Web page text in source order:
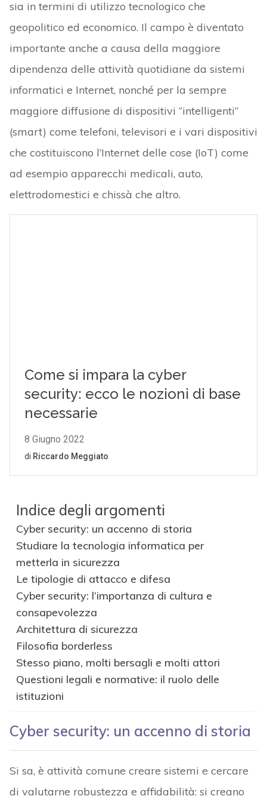
sia in termini di utilizzo tecnologico che
geopolitico ed economico. Il campo è diventato
importante anche a causa della maggiore
dipendenza delle attività quotidiane da sistemi
informatici e Internet, nonché per la sempre
maggiore diffusione di dispositivi “intelligenti”
(smart) come telefoni, televisori e i vari dispositivi
che costituiscono l’Internet delle cose (IoT) come
ad esempio apparecchi medicali, auto,
elettrodomestici e chissà che altro.
Indice degli argomenti
Cyber security: un accenno di storia
Studiare la tecnologia informatica per
metterla in sicurezza
Le tipologie di attacco e difesa
Cyber security: l’importanza di cultura e
consapevolezza
Architettura di sicurezza
Filosofia borderless
Stesso piano, molti bersagli e molti attori
Questioni legali e normative: il ruolo delle
istituzioni
Cyber security: un accenno di storia
Si sa, è attività comune creare sistemi e cercare
di valutarne robustezza e affidabilità: si creano